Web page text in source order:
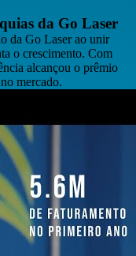
da Go Laser
da Go Laser ao unir
o crescimento. Com
alcançou o prêmio
mercado.